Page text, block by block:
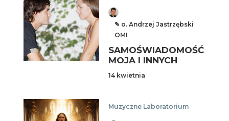
✎ o. Andrzej Jastrzębski
OMI
SAMOŚWIADOMOŚĆ
MOJA I INNYCH
14 kwietnia
Muzyczne Laboratorium